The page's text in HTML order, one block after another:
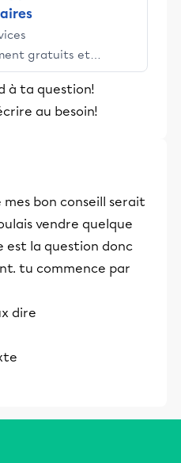
gratuits et
engage les élèves
dans la réussite
à ta question!
au besoin!
bon conseill serait
vendre quelque
est la question donc
tu commence par
dire